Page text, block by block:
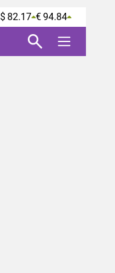
$ 82.17 € 94.84